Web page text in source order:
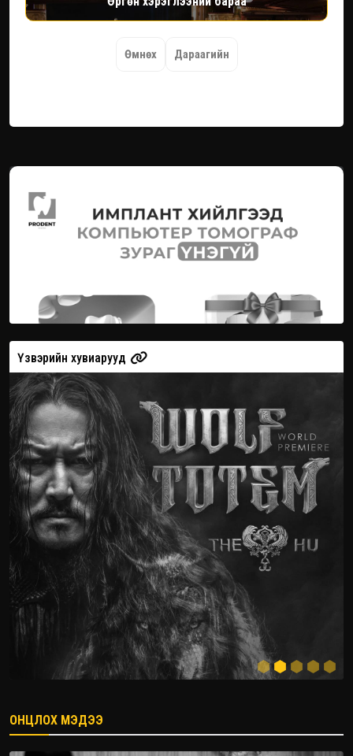
Өмнөх Дараагийн
Үзвэрийн хувиарууд
ОНЦЛОХ МЭДЭЭ